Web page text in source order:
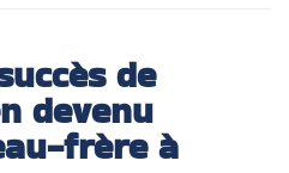
de
devenu
frère à